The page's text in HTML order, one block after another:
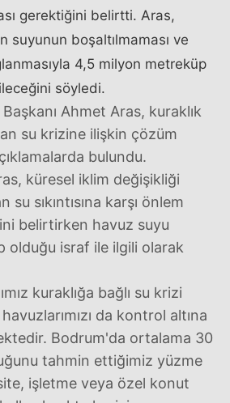
gerektiğini belirtti. Aras,
suyunun boşaltılmaması ve
4,5 milyon metreküp
söyledi.
Ahmet Aras, kuraklık
su krizine ilişkin çözüm
bulundu.
küresel iklim değişikliği
sıkıntısına karşı önlem
belirtirken havuz suyu
olduğu israf ile ilgili olarak
kuraklığa bağlı su krizi
da kontrol altına
Bodrum'da ortalama 30
tahmin ettiğimiz yüzme
işletme veya özel konut